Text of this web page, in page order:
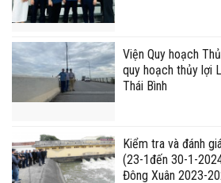
Viện Quy hoạch
quy hoạch thủy lợi
Thái Bình
Kiểm tra và đánh
(23-1đến 30-1-
Đông Xuân 2023-